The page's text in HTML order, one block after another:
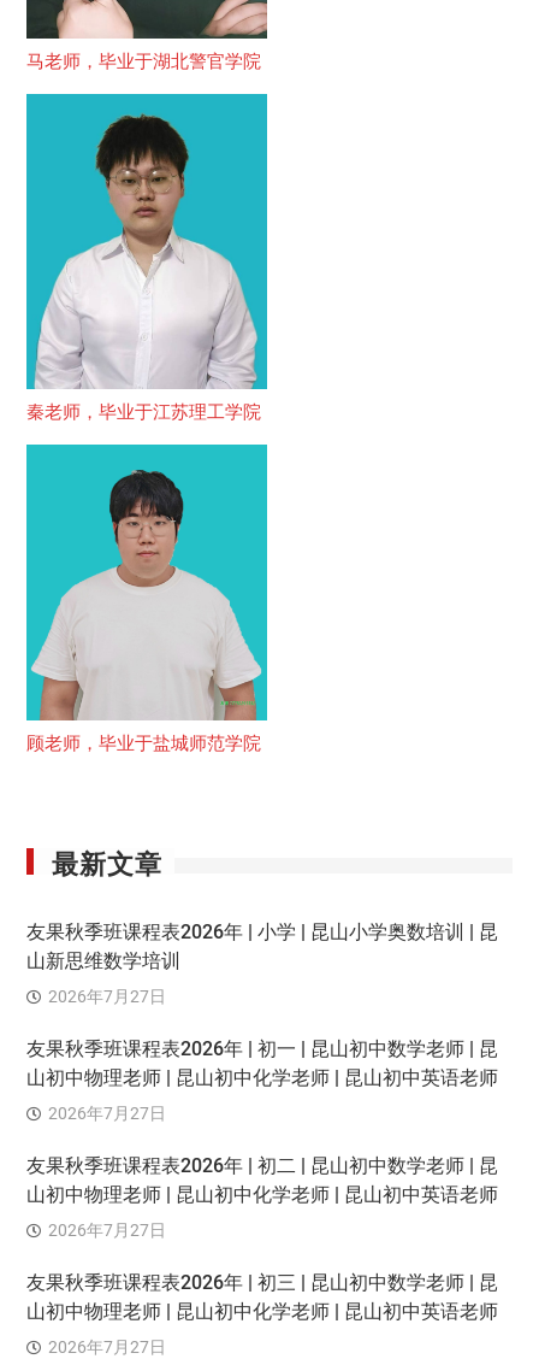
马老师，毕业于湖北警官学院
秦老师，毕业于江苏理工学院
顾老师，毕业于盐城师范学院
最新文章
友果秋季班课程表2026年 | 小学 | 昆山小学奥数培训 | 昆
山新思维数学培训
2026年7月27日
友果秋季班课程表2026年 | 初一 | 昆山初中数学老师 | 昆
山初中物理老师 | 昆山初中化学老师 | 昆山初中英语老师
2026年7月27日
友果秋季班课程表2026年 | 初二 | 昆山初中数学老师 | 昆
山初中物理老师 | 昆山初中化学老师 | 昆山初中英语老师
2026年7月27日
友果秋季班课程表2026年 | 初三 | 昆山初中数学老师 | 昆
山初中物理老师 | 昆山初中化学老师 | 昆山初中英语老师
2026年7月27日